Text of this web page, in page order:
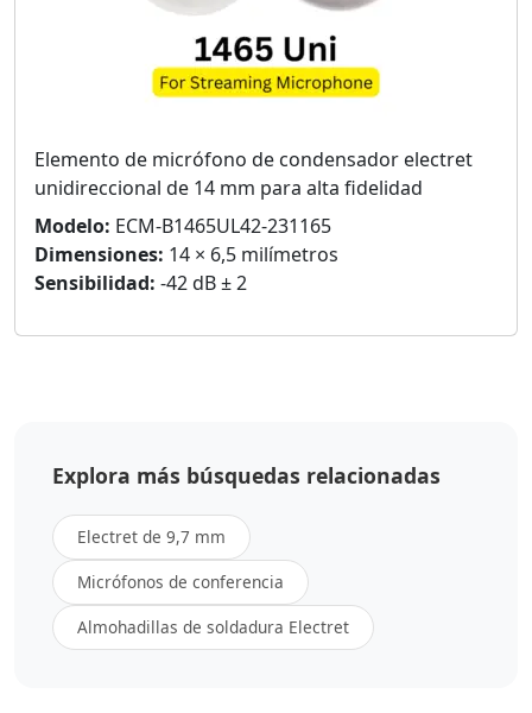
Elemento de micrófono de condensador electret
unidireccional de 14 mm para alta fidelidad
Modelo: ECM-B1465UL42-231165
Dimensiones: 14 × 6,5 milímetros
Sensibilidad: -42 dB ± 2
Explora más búsquedas relacionadas
Electret de 9,7 mm
Micrófonos de conferencia
Almohadillas de soldadura Electret